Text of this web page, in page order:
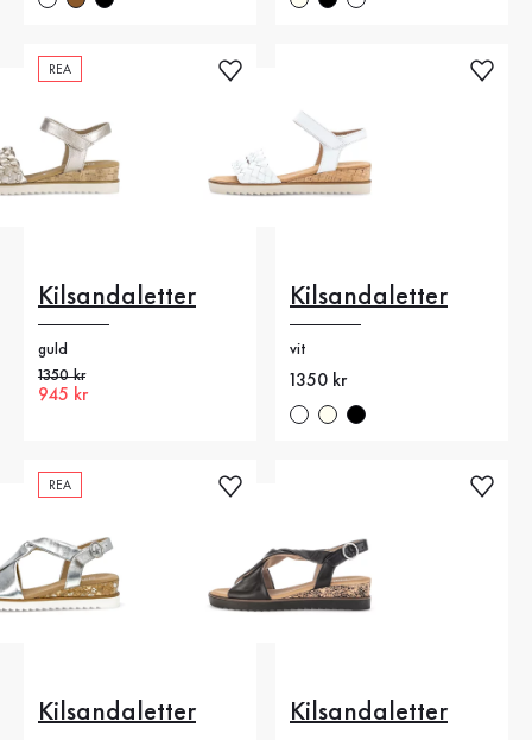
REA
Kilsandaletter
guld
Gammalt pris
1350 kr
Nytt pris
945 kr
Kilsandaletter
vit
Nytt pris
1350 kr
REA
Kilsandaletter Kilsandaletter